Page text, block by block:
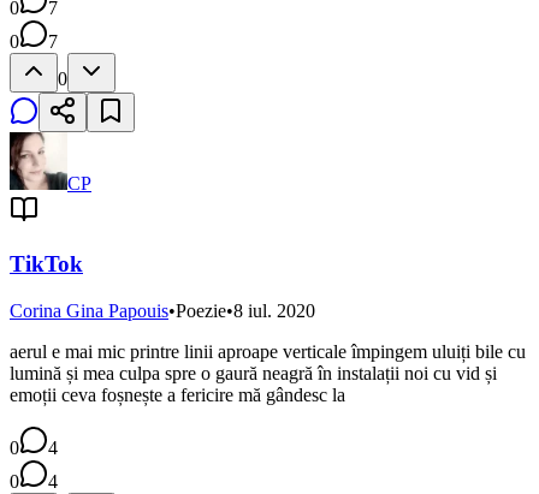
0
7
0
7
0
CP
TikTok
Corina Gina Papouis•Poezie•8 iul. 2020
aerul e mai mic printre linii aproape verticale împingem uluiți bile cu
lumină și mea culpa spre o gaură neagră în instalații noi cu vid și
emoții ceva foșnește a fericire mă gândesc la
0
4
0
4